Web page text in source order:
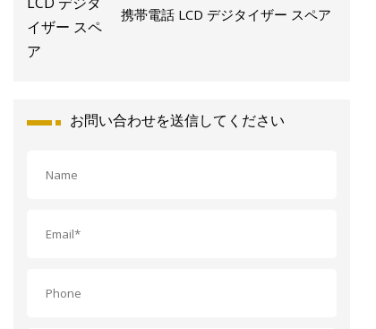
携帯電話 LCD デジタイザー スペア
お問い合わせを送信してください